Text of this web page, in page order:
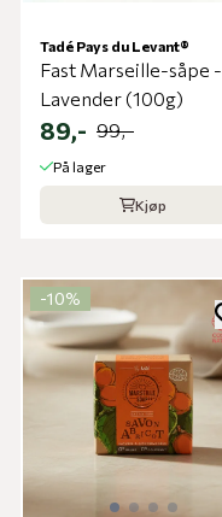
Tadé Pays du Levant®
Fast Marseille-såpe -
Lavender (100g)
89,- 99,-
På lager
Kjøp
-10%